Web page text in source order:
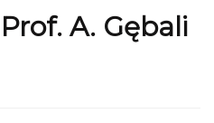
A. Gębali